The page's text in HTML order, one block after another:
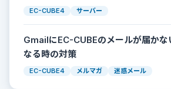
EC-CUBE4 サーバー
GmailにEC-CUBEのメールが届かな
なる時の対策
EC-CUBE4 メルマガ 迷惑メール